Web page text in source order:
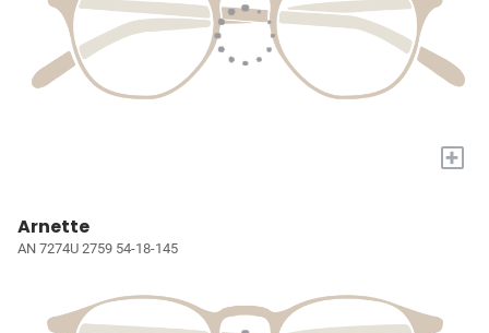
+
Arnette
AN 7274U 2759 54-18-145